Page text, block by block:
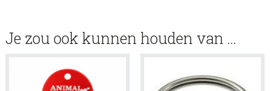
Je zou ook kunnen houden van …